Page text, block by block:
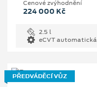
Cenové zvýhodnění
224 000 Kč
2.5 l
eCVT automatická
PŘEDVÁDĚCÍ VŮZ